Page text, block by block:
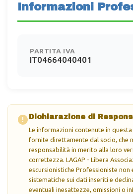
Informazioni
PARTITA IVA
IT04664040401
Dichiarazione di
Le informazioni contenute in
fornite direttamente dal socio, che
responsabilità in merito alla loro
correttezza. LAGAP - Libera
escursionistiche Professioniste
sistematiche sui dati inseriti e
eventuali inesattezze, omissioni o